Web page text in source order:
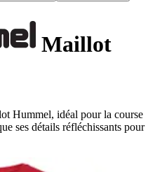
Maillot
Hummel, idéal pour la course
ses détails réfléchissants pour